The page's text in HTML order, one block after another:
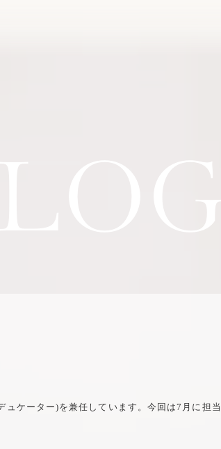
ケーター)を兼任しています。今回は7月に担